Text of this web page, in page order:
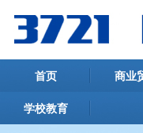
首页 商业
学校教育